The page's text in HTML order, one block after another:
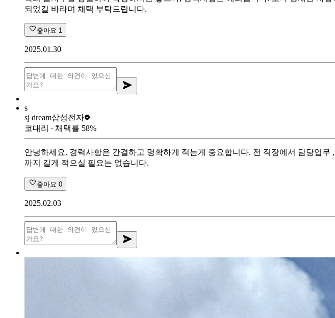
되었길 바라며 채택 부탁드립니다.
좋아요 1
2025.01.30
s
sj dream삼성전자
코대리 ∙ 채택률 58%
안녕하세요. 경력사항은 간결하고 명확하게 적는게 중요합니다. 전 직장에서 담당업
까지 길게 적으실 필요는 없습니다.
좋아요 0
2025.02.03